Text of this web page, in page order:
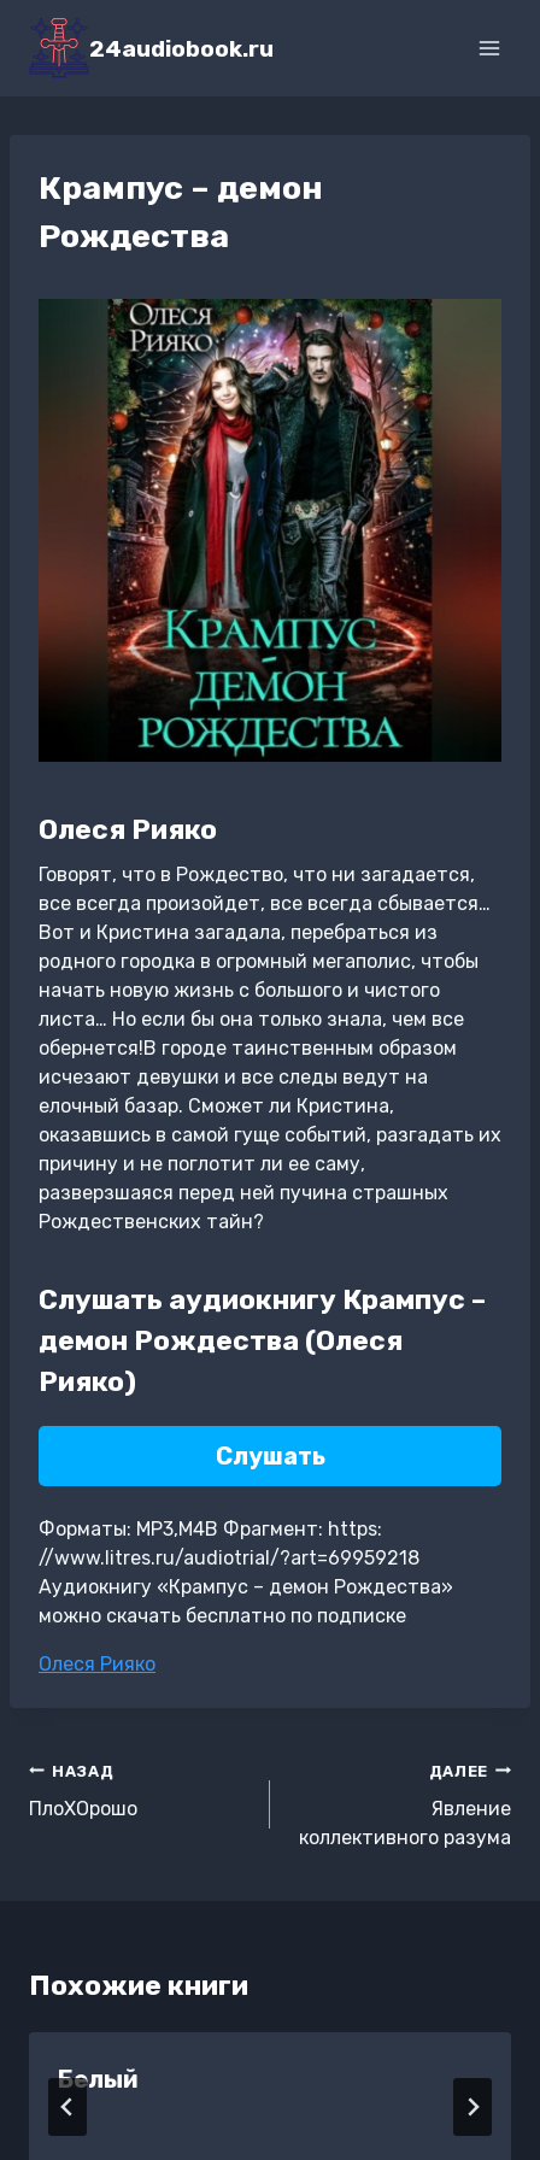
Перейти
содержимому
24audiobook.ru
Крампус – демон
Рождества
Олеся Рияко
Говорят, что в Рождество, что ни загадается,
все всегда произойдет, все всегда сбывается…
Вот и Кристина загадала, перебраться из
родного городка в огромный мегаполис, чтобы
начать новую жизнь с большого и чистого
листа… Но если бы она только знала, чем все
обернется!В городе таинственным образом
исчезают девушки и все следы ведут на
елочный базар. Сможет ли Кристина,
оказавшись в самой гуще событий, разгадать их
причину и не поглотит ли ее саму,
разверзшаяся перед ней пучина страшных
Рождественских тайн?
Слушать аудиокнигу Крампус –
демон Рождества (Олеся
Рияко)
Слушать
Форматы: MP3,M4B Фрагмент: https:
//www.litres.ru/audiotrial/?art=69959218
Аудиокнигу «Крампус – демон Рождества»
можно скачать бесплатно по подписке
Метки
Олеся Рияко
Навигация
по
НАЗАД
ПлоХОрошо
ДАЛЕЕ
Явление
коллективного разума
Похожие книги
Белый